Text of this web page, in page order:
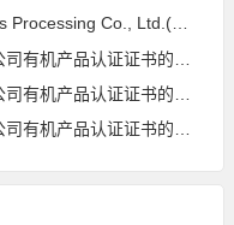
加工有限公司)JAS有机产品认证证书的公告
机产品认证证书的公告
机产品认证证书的公告
机产品认证证书的公告